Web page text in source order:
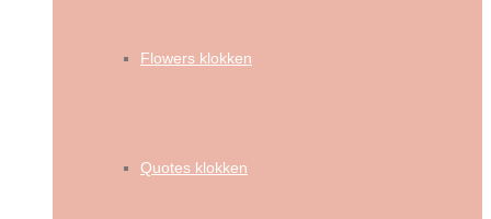
Flowers klokken
Quotes klokken